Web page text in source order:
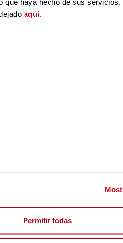
que haya hecho de sus
aquí.
Permitir todas
Accesibilidad